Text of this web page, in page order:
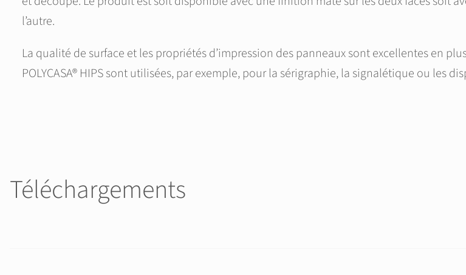
l’autre.
La qualité de surface et les propriétés d’impression des panneaux sont excellentes en
POLYCASA® HIPS sont utilisées, par exemple, pour la sérigraphie, la signalétique ou les
Téléchargements